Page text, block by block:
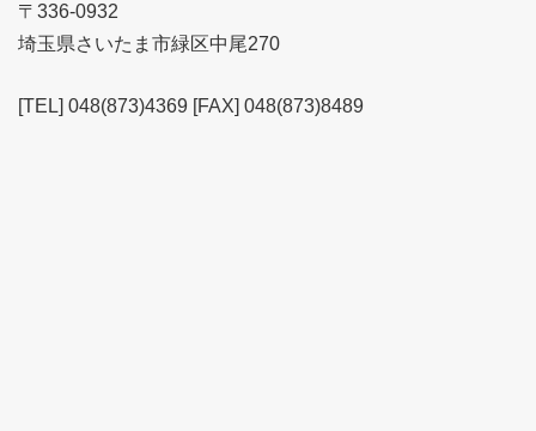
〒336-0932
埼玉県さいたま市緑区中尾270
[TEL] 048(873)4369 [FAX] 048(873)8489